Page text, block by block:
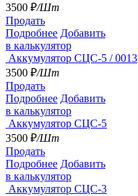
3500 ₽/Шт
Продать
Подробнее Добавить
в калькулятор
Аккумулятор СЦС-5 / 0013
3500 ₽/Шт
Продать
Подробнее Добавить
в калькулятор
Аккумулятор СЦС-5
3500 ₽/Шт
Продать
Подробнее Добавить
в калькулятор
Аккумулятор СЦС-3